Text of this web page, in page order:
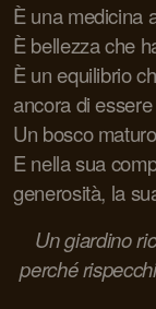
È una medicina
È bellezza che
È un equilibrio
ancora di
Un bosco
E nella sua
generosità, la
Un giardino
perché